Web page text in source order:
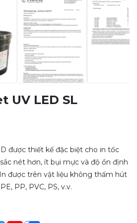
UV LED SL
được thiết kế đặc biệt cho in tốc
nét hơn, ít bụi mực và độ ổn định
được trên vật liệu không thấm hút
PP, PVC, PS, v.v.